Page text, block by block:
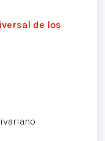
de los